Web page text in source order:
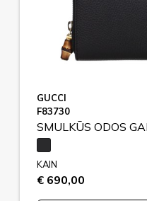
GUCCI
F83730
SMULKŪS ODOS
KAIN
€ 690,00